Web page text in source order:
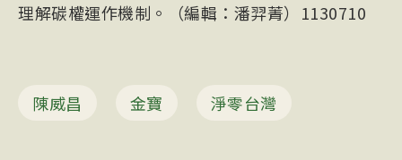
理解碳權運作機制。（編輯：潘羿菁）1130710
陳威昌 金寶 淨零台灣